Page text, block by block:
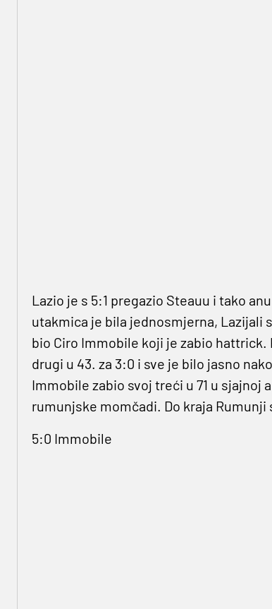
Lazio je s 5:1 pregazio Steauu i tako
utakmica je bila jednosmjerna, Lazijali
bio Ciro Immobile koji je zabio
drugi u 43. za 3:0 i sve je bilo jasno
Immobile zabio svoj treći u 71 u
rumunjske momčadi. Do kraja Rumunji
5:0 Immobile